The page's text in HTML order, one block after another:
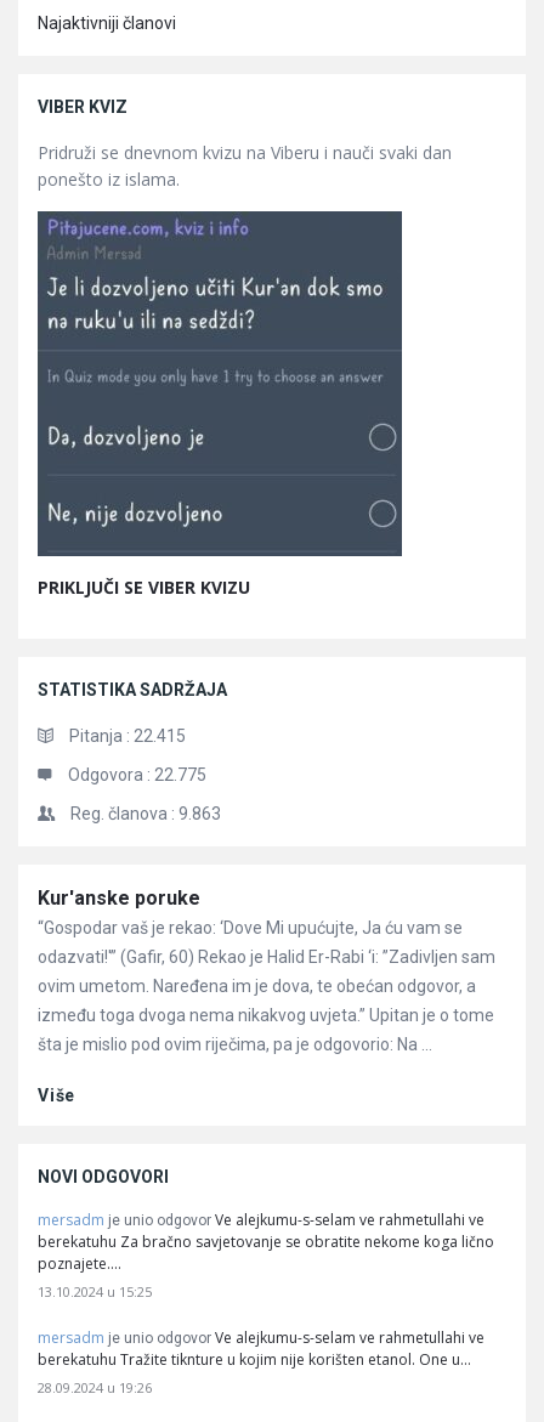
Najaktivniji članovi
VIBER KVIZ
Pridruži se dnevnom kvizu na Viberu i nauči svaki dan
ponešto iz islama.
PRIKLJUČI SE VIBER KVIZU
STATISTIKA SADRŽAJA
Pitanja : 22.415
Odgovora : 22.775
Reg. članova : 9.863
Članci
Kur'anske poruke
“Gospodar vaš je rekao: ‘Dove Mi upućujte, Ja ću vam se
odazvati!'” (Gafir, 60) Rekao je Halid Er-Rabi ‘i: ”Zadivljen sam
ovim umetom. Naređena im je dova, te obećan odgovor, a
između toga dvoga nema nikakvog uvjeta.” Upitan je o tome
šta je mislio pod ovim riječima, pa je odgovorio: Na ...
Više
NOVI ODGOVORI
mersadm je unio odgovor Ve alejkumu-s-selam ve rahmetullahi ve
berekatuhu Za bračno savjetovanje se obratite nekome koga lično
poznajete.…
13.10.2024 u 15:25
mersadm je unio odgovor Ve alejkumu-s-selam ve rahmetullahi ve
berekatuhu Tražite tiknture u kojim nije korišten etanol. One u…
28.09.2024 u 19:26